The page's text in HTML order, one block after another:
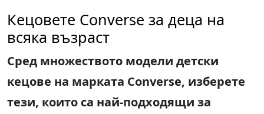
Кецовете Converse за деца на
всяка възраст
Сред множеството модели детски
кецове на марката Converse, изберете
тези, които са най-подходящи за